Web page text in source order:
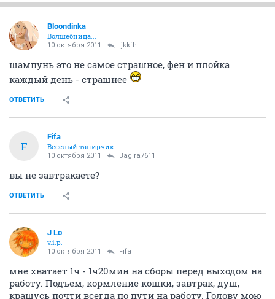
Bloondinka
Волшебница...
10 октября 2011 ljkkfh
шампунь это не самое страшное, фен и плойка
каждый день - страшнее
ОТВЕТИТЬ
F
Fifa
Веселый тапирчик
10 октября 2011 Bagira7611
вы не завтракаете?
ОТВЕТИТЬ
J Lo
v.i.p.
10 октября 2011 Fifa
мне хватает 1ч - 1ч20мин на сборы перед выходом на
работу. Подъем, кормление кошки, завтрак, душ,
крашусь почти всегда по пути на работу. Голову мою